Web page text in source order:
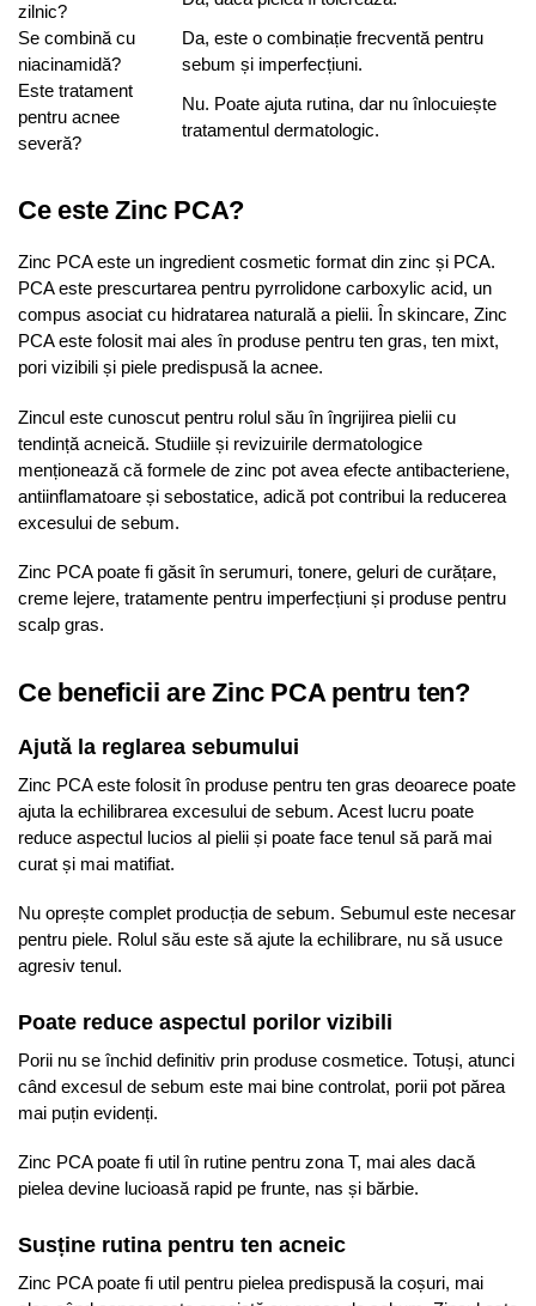
zilnic?
Se combină cu
niacinamidă?
Da, este o combinație frecventă pentru
sebum și imperfecțiuni.
Este tratament
pentru acnee
severă?
Nu. Poate ajuta rutina, dar nu înlocuiește
tratamentul dermatologic.
Ce este Zinc PCA?
Zinc PCA este un ingredient cosmetic format din zinc și PCA.
PCA este prescurtarea pentru pyrrolidone carboxylic acid, un
compus asociat cu hidratarea naturală a pielii. În skincare, Zinc
PCA este folosit mai ales în produse pentru ten gras, ten mixt,
pori vizibili și piele predispusă la acnee.
Zincul este cunoscut pentru rolul său în îngrijirea pielii cu
tendință acneică. Studiile și revizuirile dermatologice
menționează că formele de zinc pot avea efecte antibacteriene,
antiinflamatoare și sebostatice, adică pot contribui la reducerea
excesului de sebum.
Zinc PCA poate fi găsit în serumuri, tonere, geluri de curățare,
creme lejere, tratamente pentru imperfecțiuni și produse pentru
scalp gras.
Ce beneficii are Zinc PCA pentru ten?
Ajută la reglarea sebumului
Zinc PCA este folosit în produse pentru ten gras deoarece poate
ajuta la echilibrarea excesului de sebum. Acest lucru poate
reduce aspectul lucios al pielii și poate face tenul să pară mai
curat și mai matifiat.
Nu oprește complet producția de sebum. Sebumul este necesar
pentru piele. Rolul său este să ajute la echilibrare, nu să usuce
agresiv tenul.
Poate reduce aspectul porilor vizibili
Porii nu se închid definitiv prin produse cosmetice. Totuși, atunci
când excesul de sebum este mai bine controlat, porii pot părea
mai puțin evidenți.
Zinc PCA poate fi util în rutine pentru zona T, mai ales dacă
pielea devine lucioasă rapid pe frunte, nas și bărbie.
Susține rutina pentru ten acneic
Zinc PCA poate fi util pentru pielea predispusă la coșuri, mai